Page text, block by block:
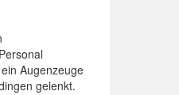
Augenzeuge
gelenkt.